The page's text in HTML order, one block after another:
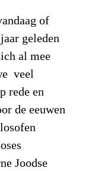
of
geleden
al mee
veel
rede en
de eeuwen
Joodse